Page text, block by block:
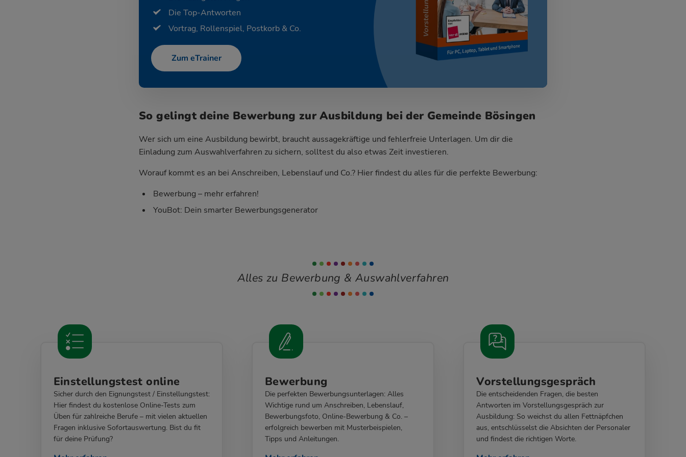
Die Top-Antworten
Vortrag, Rollenspiel, Postkorb & Co.
Zum eTrainer
So gelingt deine Bewerbung zur Ausbildung bei der Gemeinde Bösingen
Wer sich um eine Ausbildung bewirbt, braucht aussagekräftige und fehlerfreie Unterlagen. Um dir die
Einladung zum Auswahlverfahren zu sichern, solltest du also etwas Zeit investieren.
Worauf kommt es an bei Anschreiben, Lebenslauf und Co.? Hier findest du alles für die perfekte Bewerbung:
Bewerbung – mehr erfahren!
YouBot: Dein smarter Bewerbungsgenerator
Alles zu Bewerbung & Auswahlverfahren
Einstellungstest online
Sicher durch den Eignungstest / Einstellungstest:
Hier findest du kostenlose Online-Tests zum
Üben für zahlreiche Berufe – mit vielen aktuellen
Fragen inklusive Sofortauswertung. Bist du fit
für deine Prüfung?
Bewerbung
Die perfekten Bewerbungsunterlagen: Alles
Wichtige rund um Anschreiben, Lebenslauf,
Bewerbungsfoto, Online-Bewerbung & Co. –
erfolgreich bewerben mit Musterbeispielen,
Tipps und Anleitungen.
Vorstellungsgespräch
Die entscheidenden Fragen, die besten
Antworten im Vorstellungsgespräch zur
Ausbildung: So weichst du allen Fettnäpfchen
aus, entschlüsselst die Absichten der Personaler
und findest die richtigen Worte.